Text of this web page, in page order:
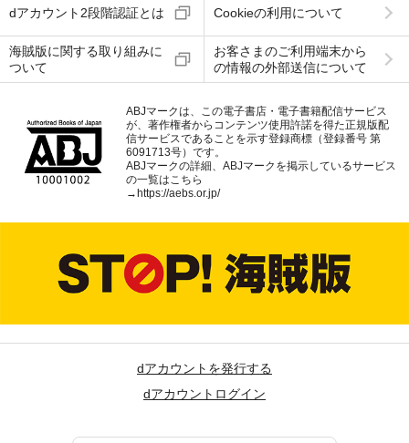
dアカウント2段階認証とは Cookieの利用について
海賊版に関する取り組みに
ついて
お客さまのご利用端末から
の情報の外部送信について
ABJマークは、この電子書店・電子書籍配信サービス
が、著作権者からコンテンツ使用許諾を得た正規版配
信サービスであることを示す登録商標（登録番号 第
6091713号）です。
ABJマークの詳細、ABJマークを掲示しているサービス
の一覧はこちら
→https://aebs.or.jp/
dアカウントを発行する
dアカウントログイン